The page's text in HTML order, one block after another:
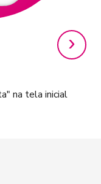
na tela inicial